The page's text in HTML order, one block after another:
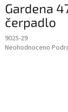
Gardena
čerpadlo
9025-29
Průměrné
Neohodnoceno